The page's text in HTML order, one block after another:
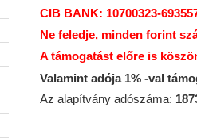
CIB BANK: 10700323-
Ne feledje, minden forint
A támogatást előre is
Valamint adója 1% -val
Az alapítvány adószáma: